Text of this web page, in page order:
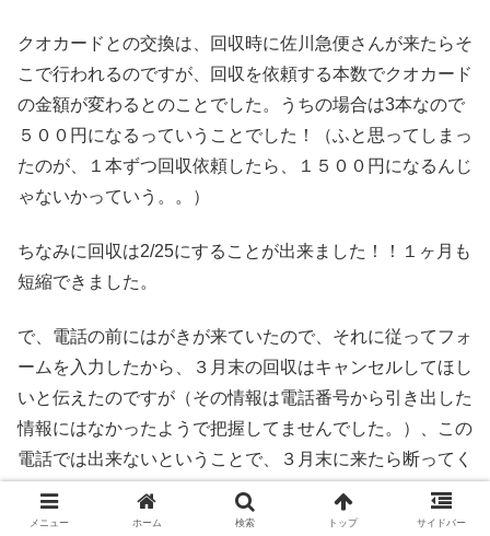
クオカードとの交換は、回収時に佐川急便さんが来たらそ
こで行われるのですが、回収を依頼する本数でクオカード
の金額が変わるとのことでした。うちの場合は3本なので
５００円になるっていうことでした！（ふと思ってしまっ
たのが、１本ずつ回収依頼したら、１５００円になるんじ
ゃないかっていう。。）
ちなみに回収は2/25にすることが出来ました！！１ヶ月も
短縮できました。
で、電話の前にはがきが来ていたので、それに従ってフォ
ームを入力したから、３月末の回収はキャンセルしてほし
いと伝えたのですが（その情報は電話番号から引き出した
情報にはなかったようで把握してませんでした。）、この
電話では出来ないということで、３月末に来たら断ってく
れと。。。
メニュー ホーム 検索 トップ サイドバー